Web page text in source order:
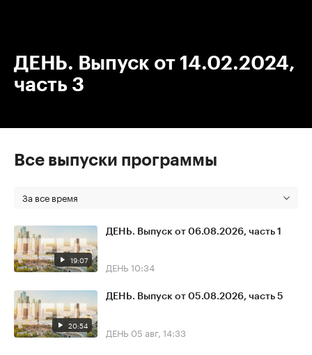
ДЕНЬ. Выпуск от 14.02.2024,
часть 3
Все выпуски программы
За все время
19:07
ДЕНЬ. Выпуск от 06.08.2026, часть 1
ДЕНЬ 10:34
20:54
ДЕНЬ. Выпуск от 05.08.2026, часть 5
ДЕНЬ 05 авг, 14:33